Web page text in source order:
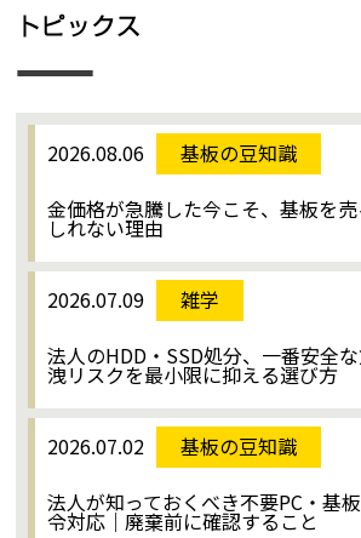
2026.08.06
基板の豆知識
金価格が急騰した今こそ、基板を
しれない理由
2026.07.09
雑学
法人のHDD・SSD処分、一番安全
洩リスクを最小限に抑える選び方
2026.07.02
基板の豆知識
法人が知っておくべき不要PC・基
令対応｜廃棄前に確認すること